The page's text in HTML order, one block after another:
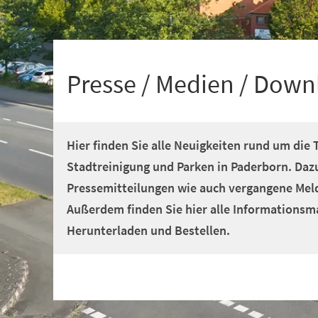
+
1
Presse / Medien /
Hier finden Sie alle Neuigkeiten rund um die
Stadtreinigung und Parken in Paderborn.
Pressemitteilungen wie auch vergangene
Außerdem finden Sie hier alle
Herunterladen und Bestellen.